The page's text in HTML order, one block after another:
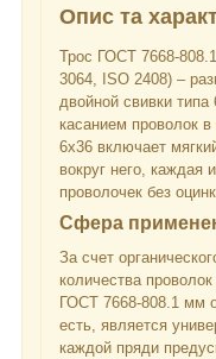
Опис та
Трос ГОСТ 7668-
3064, ISO 2408) –
двойной свивки
касанием проволок
6х36 включает
вокруг него, каждая
проволочек без
Сфера
За счет
количества
ГОСТ 7668-808.1 мм
есть, является
каждой пряди